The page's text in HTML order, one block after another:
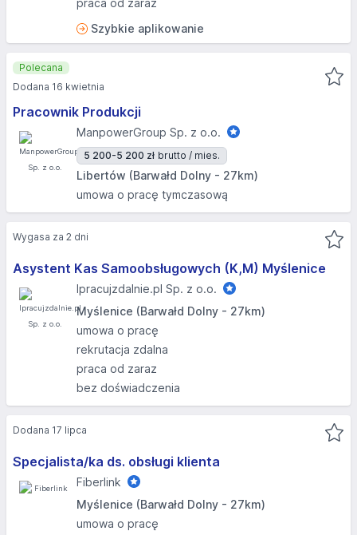
praca od zaraz
Szybkie aplikowanie
Pracownik Produkcji
ManpowerGroup Sp. z o.o.
5 200-5 200 zł brutto / mies.
Libertów (Barwałd Dolny - 27km)
umowa o pracę tymczasową
Polecana
Dodana 16 kwietnia
Asystent Kas Samoobsługowych (K,M) Myślenice
Ipracujzdalnie.pl Sp. z o.o.
Myślenice (Barwałd Dolny - 27km)
umowa o pracę
rekrutacja zdalna
praca od zaraz
bez doświadczenia
Wygasa za 2 dni
Specjalista/ka ds. obsługi klienta
Fiberlink
Myślenice (Barwałd Dolny - 27km)
umowa o pracę
Dodana 17 lipca